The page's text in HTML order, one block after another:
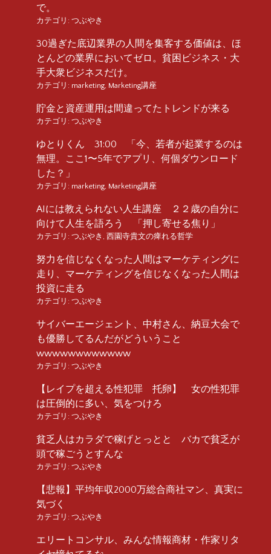
で。
カテゴリ: つぶやき
30過ぎた底辺業界の人間を集客する価値は、ほ
とんどの業界においてゼロ。貧困ビジネス・大
手大衆ビジネスだけ。
カテゴリ: marketing Marketing講座
貯金と資産運用は間違ってたトレンドが来る
カテゴリ: つぶやき
ゆとりくん 31:00 「今、若者が起業するのは
無理。ここ1〜5年でアプリ、何個ダウンロード
した？」
カテゴリ: marketing Marketing講座
AIには教えられない人生講座 ２２歳の自分に
向けて人生を語ろう 「押し寄せる焦り」
カテゴリ: つぶやき 西園寺貴文の痺れる哲学
努力を信じなくなった人間はマーケティングに
走り、マーケティングを信じなくなった人間は
投資に走る
カテゴリ: つぶやき
サイバーエージェント、中村さん、納豆大会で
も優勝してるんだがどういうこと
wwwwwwwwwwww
カテゴリ: つぶやき
【レイプを超える性犯罪 托卵】 女の性犯罪
は圧倒的に多い、気をつけろ
カテゴリ: つぶやき
貧乏人はカラダで稼げとっとと バカで貧乏が
頭で稼ごうとすんな
カテゴリ: つぶやき
【悲報】平均年収2000万総合商社マン、真実に
気づく
カテゴリ: つぶやき
エリートコンサル、みんな情報商材・作家リタ